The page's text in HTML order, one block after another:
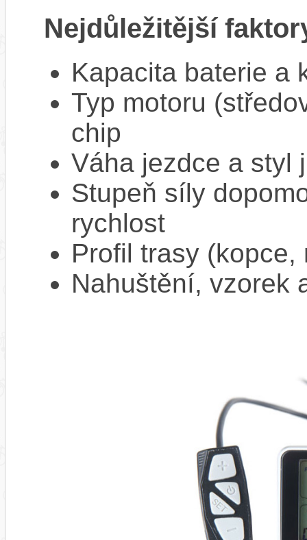
Nejdůležitější
Kapacita baterie a
Typ motoru
chip
Váha jezdce a styl
Stupeň síly
rychlost
Profil trasy
Nahuštění, vzorek